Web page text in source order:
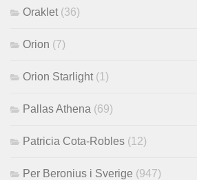
Oraklet (36)
Orion (7)
Orion Starlight (1)
Pallas Athena (69)
Patricia Cota-Robles (12)
Per Beronius i Sverige (947)